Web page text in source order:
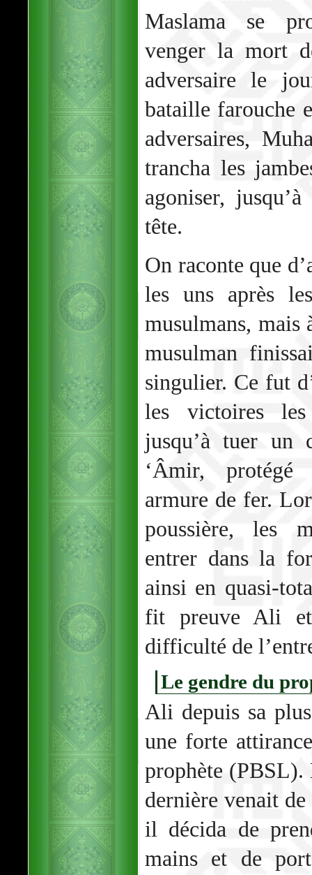
Maslama se
venger la mort
adversaire le
bataille farouche
adversaires,
trancha les
agoniser,
tête.
On raconte que
les uns après
musulmans, mais
musulman
singulier. Ce fut
les victoires
jusqu’à tuer un
‘Âmir, protégé
armure de fer.
poussière, les
entrer dans la
ainsi en quasi-
fit preuve Ali
difficulté de
Le gendre du
Ali depuis sa
une forte
prophète (PBSL).
dernière venait
il décida de
mains et de